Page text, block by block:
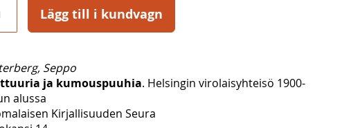
Lägg till i kundvagn
Seppo
ja kumouspuuhia. Helsingin virolaisyhteisö 1900-
alussa
Kirjallisuuden Seura